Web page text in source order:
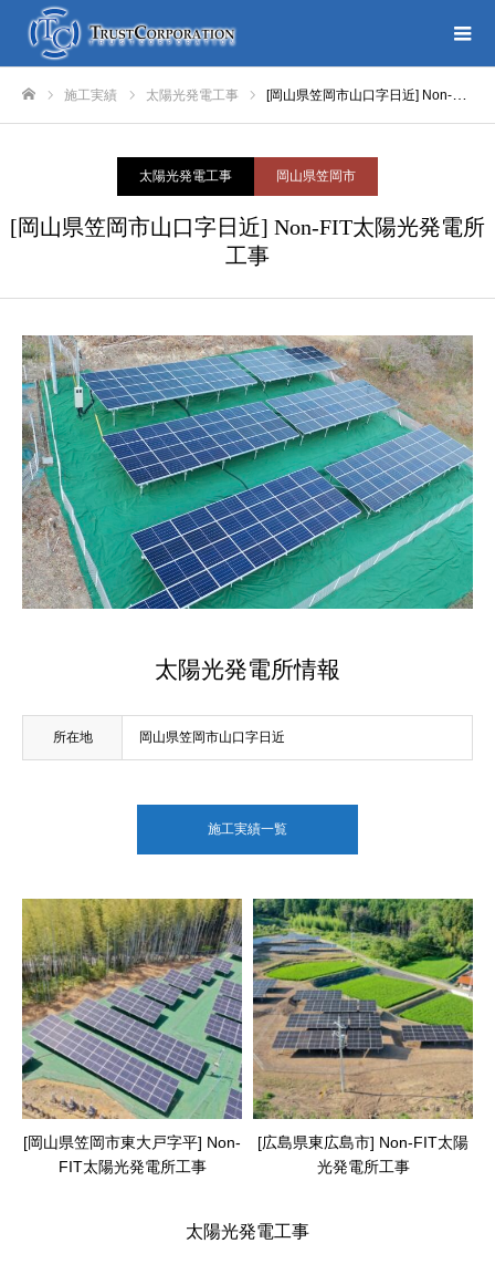
施工実績 太陽光発電工事 [岡山県笠岡市山口字日近] Non-FIT太陽光発電所工事
太陽光発電工事 岡山県笠岡市
[岡山県笠岡市山口字日近] Non-FIT太陽光発電所
工事
太陽光発電所情報
所在地 岡山県笠岡市山口字日近
施工実績一覧
[岡山県笠岡市東大戸字平] Non-
FIT太陽光発電所工事
[広島県東広島市] Non-FIT太陽
光発電所工事
太陽光発電工事